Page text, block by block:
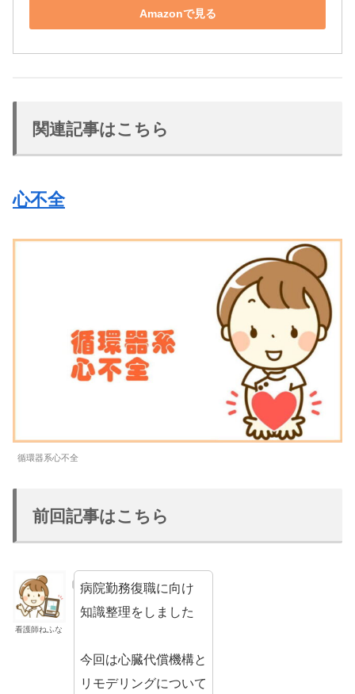
Amazonで見る
関連記事はこちら
心不全
循環器系心不全
前回記事はこちら
看護師ねふな
病院勤務復職に向け
知識整理をしました
今回は心臓代償機構と
リモデリングについて